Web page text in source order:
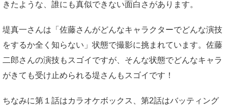
きたような、誰にも真似できない面白さがあります。
堤真一さんは「佐藤さんがどんなキャラクターでどんな演技
をするか全く知らない」状態で撮影に挑まれています。佐藤
二郎さんの演技もスゴイですが、そんな状態でどんなキャラ
がきても受け止められる堤さんもスゴイです！
ちなみに第１話はカラオケボックス、第2話はバッティング